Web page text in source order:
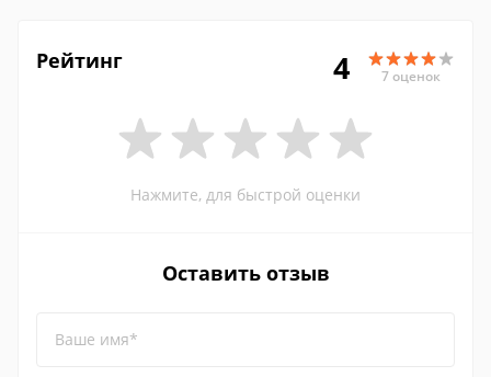
Рейтинг 4 7 оценок
Нажмите, для быстрой оценки
Оставить отзыв
Ваше имя*